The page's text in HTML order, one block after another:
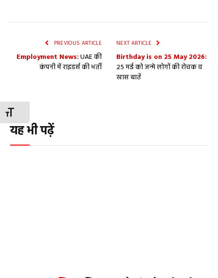
TOGGLE FONT SIZE
PREVIOUS ARTICLE
Employment News:UAE की
कंपनी में राइडर्स की भर्ती
NEXT ARTICLE
Birthday is on 25 May 2026:
25 मई को जन्मे लोगों की रोचक व
खास बातें
यह भी पढ़ें